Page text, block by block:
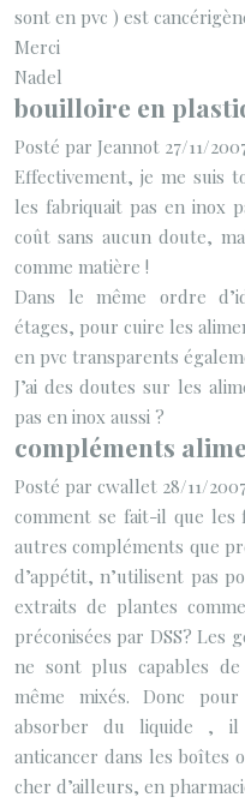
sont en pvc ) est
Merci
Nadel
bouilloire en
Posté par Jeannot 27/11/
Effectivement, je me suis
les fabriquait pas en inox
coût sans aucun doute,
comme matière !
Dans le même ordre
étages, pour cuire les
en pvc transparents
J’ai des doutes sur les
pas en inox aussi ?
compléments
Posté par cwallet 28/11/2007
comment se fait-il que
autres compléments que
d’appétit, n’utilisent pas
extraits de plantes
préconisées par DSS? Les
ne sont plus capables de
même mixés. Donc
absorber du liquide , il
anticancer dans les boîtes
cher d’ailleurs, en